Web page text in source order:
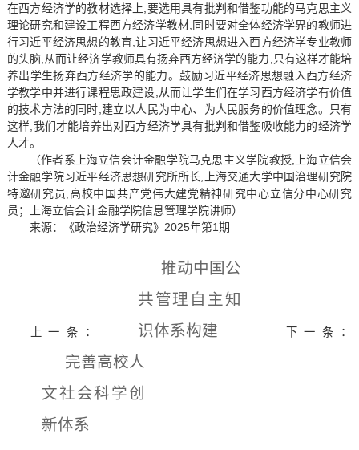
在西方经济学的教材选择上,要选用具有批判和借鉴功能的马克思主义
理论研究和建设工程西方经济学教材,同时要对全体经济学界的教师进
行习近平经济思想的教育,让习近平经济思想进入西方经济学专业教师
的头脑,从而让经济学教师具有扬弃西方经济学的能力,只有这样才能培
养出学生扬弃西方经济学的能力。鼓励习近平经济思想融入西方经济
学教学中并进行课程思政建设,从而让学生们在学习西方经济学有价值
的技术方法的同时,建立以人民为中心、为人民服务的价值理念。只有
这样,我们才能培养出对西方经济学具有批判和借鉴吸收能力的经济学
人才。
（作者系上海立信会计金融学院马克思主义学院教授,上海立信会
计金融学院习近平经济思想研究所所长,上海交通大学中国治理研究院
特邀研究员,高校中国共产党伟大建党精神研究中心立信分中心研究
员；上海立信会计金融学院信息管理学院讲师）
来源：《政治经济学研究》2025年第1期
上一条：
推动中国公
共管理自主知
识体系构建
下一条：
完善高校人
文社会科学创
新体系